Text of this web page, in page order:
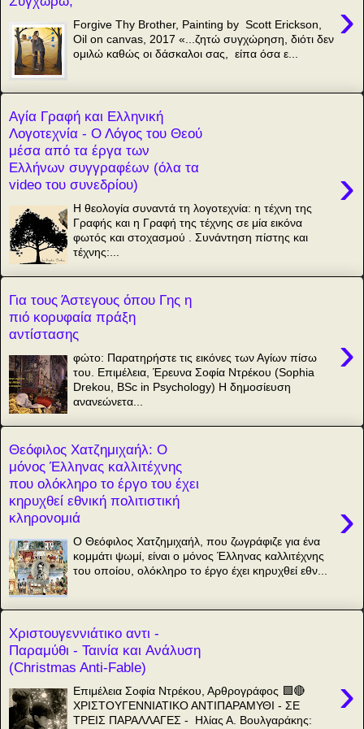
›
Forgive Thy Brother, Painting by Scott Erickson,
Oil on canvas, 2017 «...ζητώ συγχώρηση, διότι δεν
ομιλώ καθώς οι δάσκαλοι σας, είπα όσα ε...
Αγία Γραφή και Ελληνική
Λογοτεχνία - Ο Λόγος του Θεού
μέσα από τα έργα των
Ελλήνων συγγραφέων (όλα τα
video του συνεδρίου)
›
Η θεολογία συναντά τη λογοτεχνία: η τέχνη της
Γραφής και η Γραφή της τέχνης σε μία εικόνα
φωτός και στοχασμού . Συνάντηση πίστης και
τέχνης:...
Για τους Άστεγους όπου Γης η
πιό κορυφαία πράξη
αντίστασης
›
φώτο: Παρατηρήστε τις εικόνες των Αγίων πίσω
του. Επιμέλεια, Έρευνα Σοφία Ντρέκου (Sophia
Drekou, BSc in Psychology) Η δημοσίευση
ανανεώνετα...
Θεόφιλος Χατζημιχαήλ: Ο
μόνος Έλληνας καλλιτέχνης
που ολόκληρο το έργο του έχει
κηρυχθεί εθνική πολιτιστική
κληρονομιά
›
O Θεόφιλος Χατζημιχαήλ, που ζωγράφιζε για ένα
κομμάτι ψωμί, είναι ο μόνος Έλληνας καλλιτέχνης
του οποίου, ολόκληρο το έργο έχει κηρυχθεί εθν...
Χριστουγεννιάτικο αντι -
Παραμύθι - Ταινία και Aνάλυση
(Christmas Anti-Fable)
›
Επιμέλεια Σοφία Ντρέκου, Αρθρογράφος 🟩🔴
ΧΡΙΣΤΟΥΓΕΝΝΙΑΤΙΚΟ ΑΝΤΙΠΑΡΑΜΥΘΙ - ΣΕ
ΤΡΕΙΣ ΠΑΡΑΛΛΑΓΕΣ - Ηλίας Α. Βουλγαράκης: